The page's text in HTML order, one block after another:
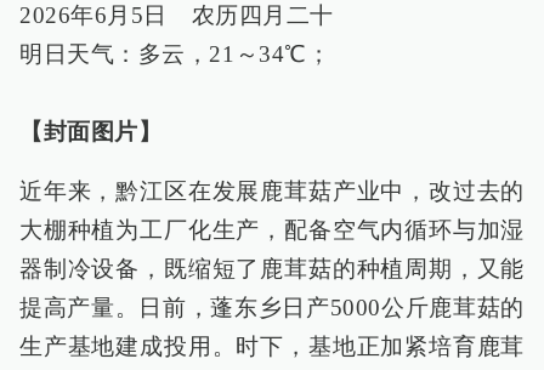
2026年6月5日 农历四月二十
明日天气：多云，21～34℃；
【封面图片】
近年来，黔江区在发展鹿茸菇产业中，改过去的
大棚种植为工厂化生产，配备空气内循环与加湿
器制冷设备，既缩短了鹿茸菇的种植周期，又能
提高产量。日前，蓬东乡日产5000公斤鹿茸菇的
生产基地建成投用。时下，基地正加紧培育鹿茸